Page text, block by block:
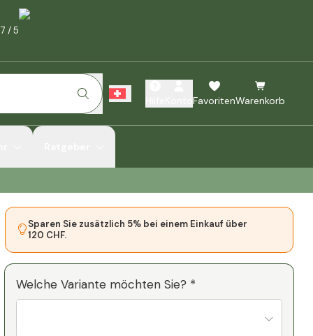
/5
FavoritenWarenkorb
Sparen Sie zusätzlich 5% bei einem Einkauf über
120 CHF.
Welche Variante möchten Sie? *